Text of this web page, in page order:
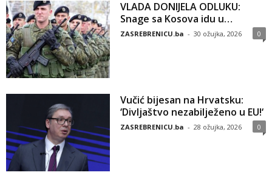
VLADA DONIJELA ODLUKU:
Snage sa Kosova idu u…
ZASREBRENICU.ba - 30 ožujka, 2026 0
Vučić bijesan na Hrvatsku:
‘Divljaštvo nezabilježeno u EU!‘
ZASREBRENICU.ba - 28 ožujka, 2026 0